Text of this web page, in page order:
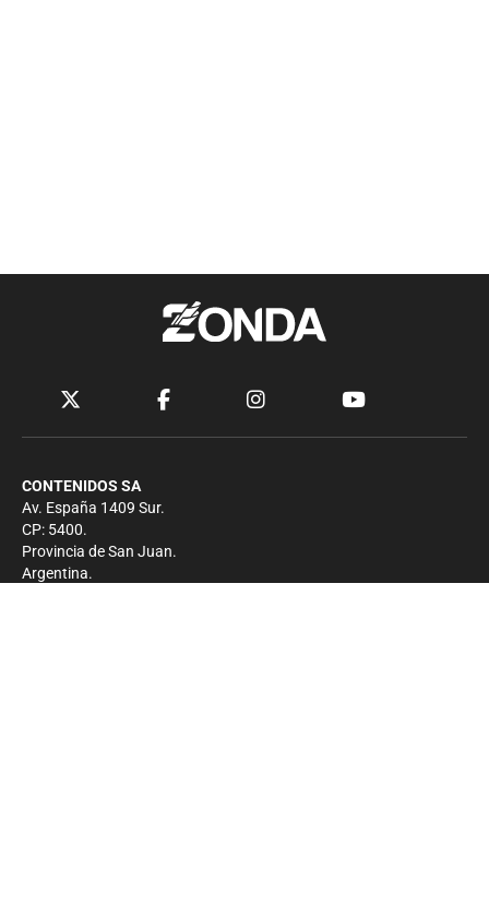
CONTENIDOS SA
Av. España 1409 Sur.
CP: 5400.
Provincia de San Juan.
Argentina.